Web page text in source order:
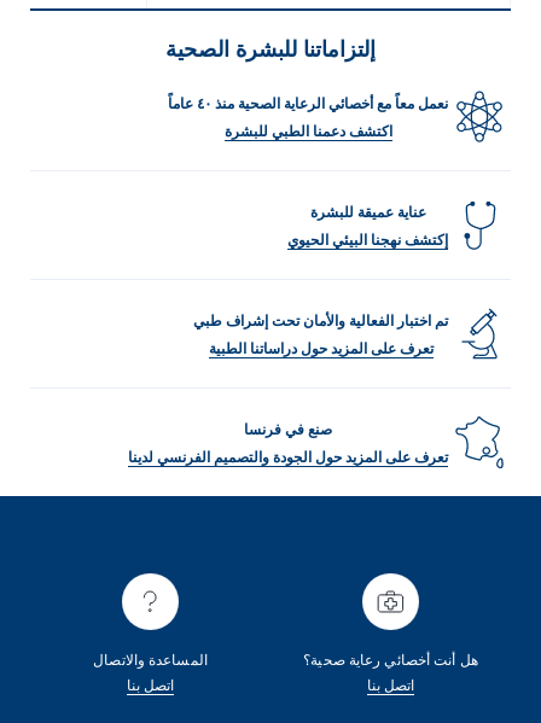
إلتزاماتنا للبشرة الصحية
نعمل معاً مع أخصائي الرعاية الصحية منذ ٤٠ عاماً
اكتشف دعمنا الطبي للبشرة
عناية عميقة للبشرة
إكتشف نهجنا البيئي الحيوي
تم اختبار الفعالية والأمان تحت إشراف طبي
تعرف على المزيد حول دراساتنا الطبية
صنع في فرنسا
تعرف على المزيد حول الجودة والتصميم الفرنسي لدينا
هل أنت أخصائي رعاية صحية؟
اتصل بنا
المساعدة والاتصال
اتصل بنا